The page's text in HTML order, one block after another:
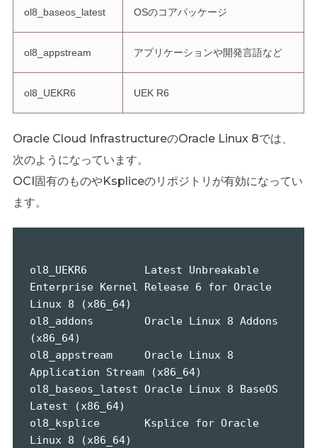
ol8_baseos_latest OSのコアパッケージ
ol8_appstream アプリケーションや開発言語など
ol8_UEKR6 UEK R6
Oracle Cloud InfrastructureのOracle Linux 8では、
次のようになっています。
OCI固有のものやKspliceのリポジトリが有効になってい
ます。
ol8_UEKR6         Latest Unbreakable
Enterprise Kernel Release 6 for Oracle
Linux 8 (x86_64)
ol8_addons        Oracle Linux 8 Addons
(x86_64)
ol8_appstream     Oracle Linux 8
Application Stream (x86_64)
ol8_baseos_latest Oracle Linux 8 BaseOS
Latest (x86_64)
ol8_ksplice       Ksplice for Oracle
Linux 8 (x86_64)